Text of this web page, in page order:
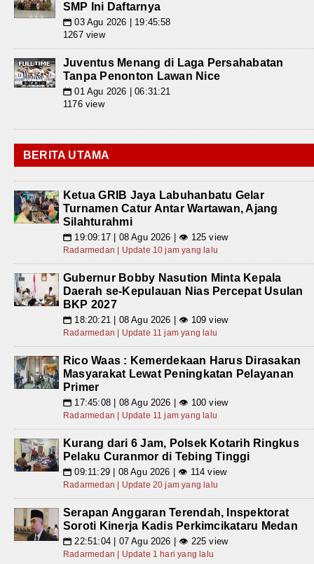
SMP Ini Daftarnya
📅 03 Agu 2026 | 19:45:58
1267 view
Juventus Menang di Laga Persahabatan
Tanpa Penonton Lawan Nice
📅 01 Agu 2026 | 06:31:21
1176 view
BERITA UTAMA
Ketua GRIB Jaya Labuhanbatu Gelar
Turnamen Catur Antar Wartawan, Ajang
Silahturahmi
📅 19:09:17 | 08 Agu 2026 | 👁 125 view
Radarmedan | Update 10 jam yang lalu
Gubernur Bobby Nasution Minta Kepala
Daerah se-Kepulauan Nias Percepat Usulan
BKP 2027
📅 18:20:21 | 08 Agu 2026 | 👁 109 view
Radarmedan | Update 11 jam yang lalu
Rico Waas : Kemerdekaan Harus Dirasakan
Masyarakat Lewat Peningkatan Pelayanan
Primer
📅 17:45:08 | 08 Agu 2026 | 👁 100 view
Radarmedan | Update 11 jam yang lalu
Kurang dari 6 Jam, Polsek Kotarih Ringkus
Pelaku Curanmor di Tebing Tinggi
📅 09:11:29 | 08 Agu 2026 | 👁 114 view
Radarmedan | Update 20 jam yang lalu
Serapan Anggaran Terendah, Inspektorat
Soroti Kinerja Kadis Perkimcikataru Medan
📅 22:51:04 | 07 Agu 2026 | 👁 225 view
Radarmedan | Update 1 hari yang lalu